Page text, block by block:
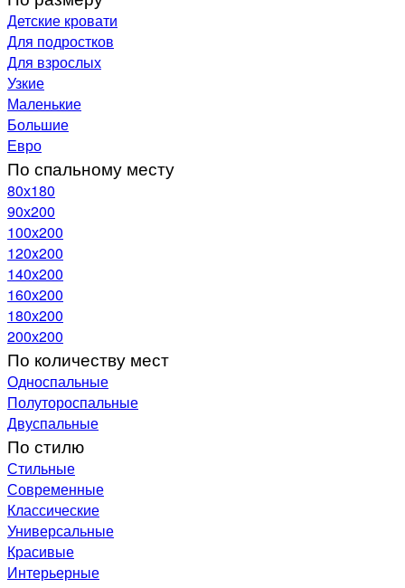
Детские кровати
Для подростков
Для взрослых
Узкие
Маленькие
Большие
Евро
По спальному месту
80х180
90х200
100х200
120x200
140х200
160х200
180х200
200х200
По количеству мест
Односпальные
Полутороспальные
Двуспальные
По стилю
Стильные
Современные
Классические
Универсальные
Красивые
Интерьерные